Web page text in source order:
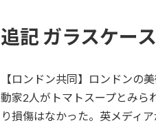
追記 ガラスケー
【ロンドン共同】ロンドンの
動家2人がトマトスープとみら
り損傷はなかった。英メディア